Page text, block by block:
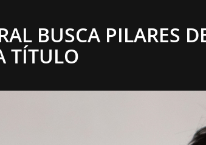
BUSCA PILARES
TÍTULO